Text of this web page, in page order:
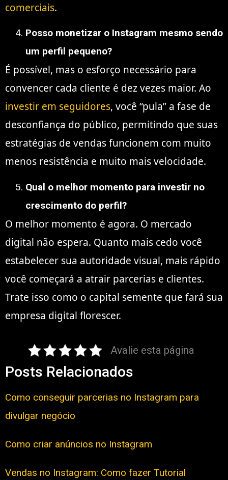
comerciais.
Posso monetizar o Instagram mesmo sendo
um perfil pequeno?
É possível, mas o esforço necessário para
convencer cada cliente é dez vezes maior. Ao
investir em seguidores, você “pula” a fase de
desconfiança do público, permitindo que suas
estratégias de vendas funcionem com muito
menos resistência e muito mais velocidade.
Qual o melhor momento para investir no
crescimento do perfil?
O melhor momento é agora. O mercado
digital não espera. Quanto mais cedo você
estabelecer sua autoridade visual, mais rápido
você começará a atrair parcerias e clientes.
Trate isso como o capital semente que fará sua
empresa digital florescer.
Avalie esta página
Posts Relacionados
Como conseguir parcerias no Instagram para
divulgar negócio
Como criar anúncios no Instagram
Vendas no Instagram: Como fazer Tutorial